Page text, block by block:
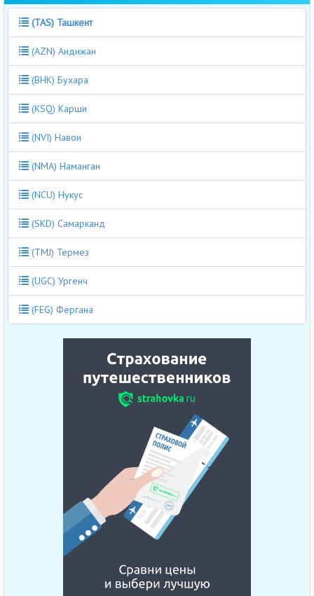
(TAS) Ташкент
(AZN) Андижан
(BHK) Бухара
(KSQ) Карши
(NVI) Навои
(NMA) Наманган
(NCU) Нукус
(SKD) Самарканд
(TMJ) Термез
(UGC) Ургенч
(FEG) Фергана